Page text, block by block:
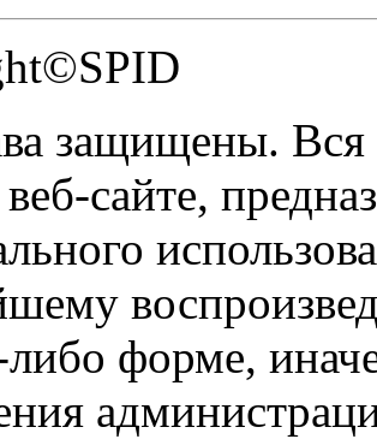
защищены.
сайте,
либо форме,